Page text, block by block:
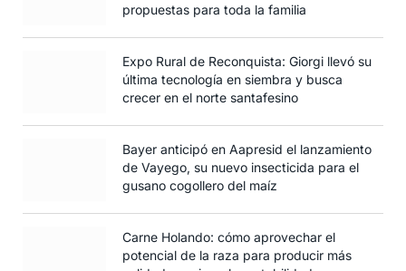
propuestas para toda la familia
Expo Rural de Reconquista: Giorgi llevó su
última tecnología en siembra y busca
crecer en el norte santafesino
Bayer anticipó en Aapresid el lanzamiento
de Vayego, su nuevo insecticida para el
gusano cogollero del maíz
Carne Holando: cómo aprovechar el
potencial de la raza para producir más